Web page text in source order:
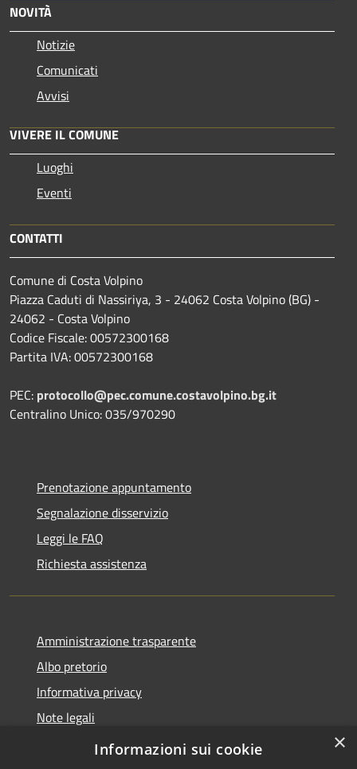
NOVITÀ
Notizie
Comunicati
Avvisi
VIVERE IL COMUNE
Luoghi
Eventi
CONTATTI
Comune di Costa Volpino
Piazza Caduti di Nassiriya, 3 - 24062 Costa Volpino (BG) -
24062 - Costa Volpino
Codice Fiscale: 00572300168
Partita IVA: 00572300168
PEC: protocollo@pec.comune.costavolpino.bg.it
Centralino Unico: 035/970290
Prenotazione appuntamento
Segnalazione disservizio
Leggi le FAQ
Richiesta assistenza
Amministrazione trasparente
Albo pretorio
Informativa privacy
Note legali
Dichiarazione di accessibilità
×
Informazioni sui cookie